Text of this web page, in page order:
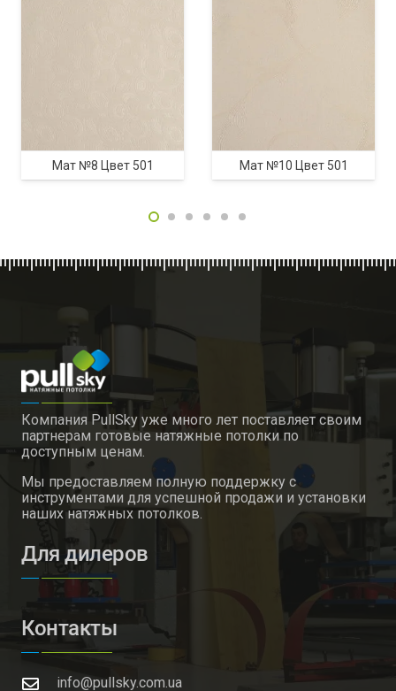
Мат №8 Цвет 501 Мат №10 Цвет 501
Компания PullSky уже много лет поставляет своим
партнерам готовые натяжные потолки по
доступным ценам.
Мы предоставляем полную поддержку с
инструментами для успешной продажи и установки
наших натяжных потолков.
Для дилеров
Контакты
info@pullsky.com.ua